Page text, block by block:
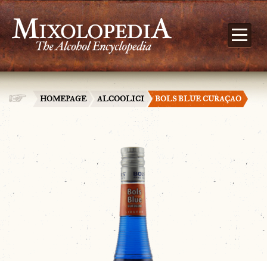
HOMEPAGE ALCOOLICI BOLS BLUE CURAÇAO